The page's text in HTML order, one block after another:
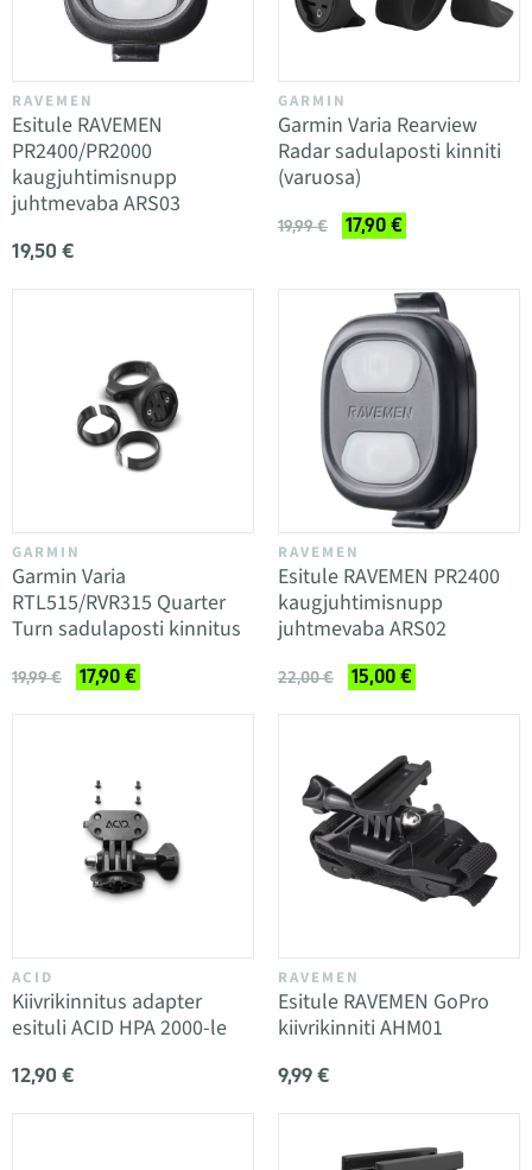
RAVEMEN
Esitule RAVEMEN
PR2400/PR2000
kaugjuhtimisnupp
juhtmevaba ARS03
19,50 €
GARMIN
Garmin Varia Rearview
Radar sadulaposti kinniti
(varuosa)
19,99 € 17,90 €
GARMIN
Garmin Varia
RTL515/RVR315 Quarter
Turn sadulaposti kinnitus
19,99 € 17,90 €
RAVEMEN
Esitule RAVEMEN PR2400
kaugjuhtimisnupp
juhtmevaba ARS02
22,00 € 15,00 €
ACID
Kiivrikinnitus adapter
esituli ACID HPA 2000-le
12,90 €
RAVEMEN
Esitule RAVEMEN GoPro
kiivrikinniti AHM01
9,99 €